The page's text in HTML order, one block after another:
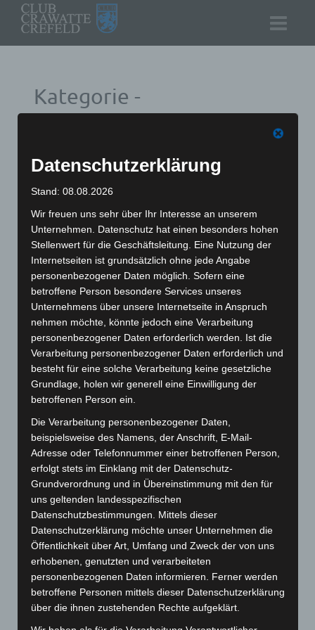
Kategorie -
Alle Krawatten Tücher Sets
Schleifen
Schals
Verpackungen
Hemden + Blusen
Hosenträger
Outlet Neuheiten
Art.-Nr. FS-K
Faltschachtel, weiß glänzend
Preis: 0,00 € zzgl. MwSt. + Versandkosten
Datenschutzerklärung
Stand: 08.08.2026
Wir freuen uns sehr über Ihr Interesse an unserem
Unternehmen. Datenschutz hat einen besonders hohen
Stellenwert für die Geschäftsleitung. Eine Nutzung der
Internetseiten ist grundsätzlich ohne jede Angabe
personenbezogener Daten möglich. Sofern eine
betroffene Person besondere Services unseres
Unternehmens über unsere Internetseite in Anspruch
nehmen möchte, könnte jedoch eine Verarbeitung
personenbezogener Daten erforderlich werden. Ist die
Verarbeitung personenbezogener Daten erforderlich und
besteht für eine solche Verarbeitung keine gesetzliche
Grundlage, holen wir generell eine Einwilligung der
betroffenen Person ein.
Die Verarbeitung personenbezogener Daten,
beispielsweise des Namens, der Anschrift, E-Mail-
Adresse oder Telefonnummer einer betroffenen Person,
erfolgt stets im Einklang mit der Datenschutz-
Grundverordnung und in Übereinstimmung mit den für
uns geltenden landesspezifischen
Datenschutzbestimmungen. Mittels dieser
Datenschutzerklärung möchte unser Unternehmen die
Öffentlichkeit über Art, Umfang und Zweck der von uns
erhobenen, genutzten und verarbeiteten
personenbezogenen Daten informieren. Ferner werden
betroffene Personen mittels dieser Datenschutzerklärung
über die ihnen zustehenden Rechte aufgeklärt.